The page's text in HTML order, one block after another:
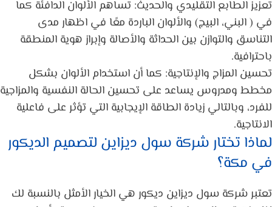
تعزيز الطابع التقليدي والحديث: تساهم الألوان الدافئة كما
في ( البني، البيج) والألوان الباردة معًا في اظهار مدى
التناسق والتوازن بين الحداثة والأصالة وإبراز هوية المنطقة
باحترافية.
تحسين المزاج والإنتاجية: كما أن استخدام الألوان بشكل
مخطط ومدروس يساعد على تحسين الحالة النفسية والمزاجية
للفرد، وبالتالي زيادة الطاقة الإيجابية التي تؤثر على فاعلية
الانتاجية.
لماذا تختار شركة سول ديزاين لتصميم الديكور
في مكة؟
تعتبر شركة سول ديزاين ديكور هي الخيار الأمثل بالنسبة لك